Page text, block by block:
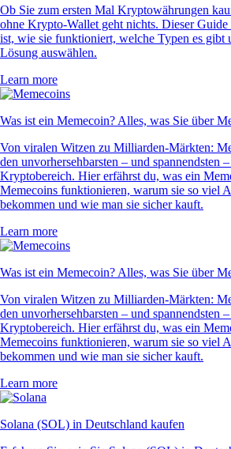
Ob Sie zum ersten Mal Kryptowährungen
ohne Krypto-Wallet geht nichts. Dieser
ist, wie sie funktioniert, welche Typen es gibt
Lösung auswählen.
Learn more
Was ist ein Memecoin? Alles, was Sie über
Von viralen Witzen zu Milliarden-Märkten:
den unvorhersehbarsten – und spannendsten
Kryptobereich. Hier erfährst du, was ein
Memecoins funktionieren, warum sie so viel
bekommen und wie man sie sicher kauft.
Learn more
Was ist ein Memecoin? Alles, was Sie über
Von viralen Witzen zu Milliarden-Märkten:
den unvorhersehbarsten – und spannendsten
Kryptobereich. Hier erfährst du, was ein
Memecoins funktionieren, warum sie so viel
bekommen und wie man sie sicher kauft.
Learn more
Solana (SOL) in Deutschland kaufen